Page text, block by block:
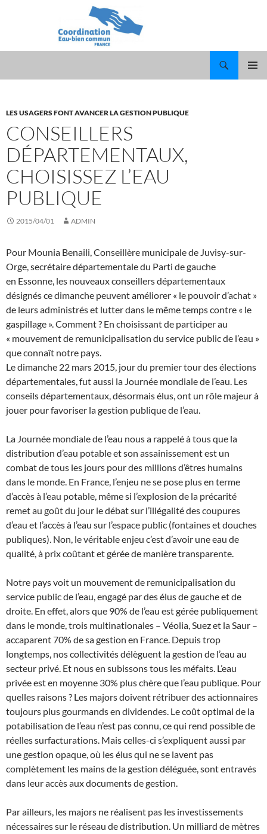
LES USAGERS FONT AVANCER LA GESTION PUBLIQUE
CONSEILLERS
DÉPARTEMENTAUX,
CHOISISSEZ L’EAU
PUBLIQUE
2015/04/01 ADMIN
Pour Mounia Benaili, Conseillère municipale de Juvisy-sur-
Orge, secrétaire départementale du Parti de gauche
en Essonne, les nouveaux conseillers départementaux
désignés ce dimanche peuvent améliorer « le pouvoir d’achat »
de leurs administrés et lutter dans le même temps contre « le
gaspillage ». Comment ? En choisissant de participer au
« mouvement de remunicipalisation du service public de l’eau »
que connaît notre pays.
Le dimanche 22 mars 2015, jour du premier tour des élections
départementales, fut aussi la Journée mondiale de l’eau. Les
conseils départementaux, désormais élus, ont un rôle majeur à
jouer pour favoriser la gestion publique de l’eau.
La Journée mondiale de l’eau nous a rappelé à tous que la
distribution d’eau potable et son assainissement est un
combat de tous les jours pour des millions d’êtres humains
dans le monde. En France, l’enjeu ne se pose plus en terme
d’accès à l’eau potable, même si l’explosion de la précarité
remet au goût du jour le débat sur l’illégalité des coupures
d’eau et l’accès à l’eau sur l’espace public (fontaines et douches
publiques). Non, le véritable enjeu c’est d’avoir une eau de
qualité, à prix coûtant et gérée de manière transparente.
Notre pays voit un mouvement de remunicipalisation du
service public de l’eau, engagé par des élus de gauche et de
droite. En effet, alors que 90% de l’eau est gérée publiquement
dans le monde, trois multinationales – Véolia, Suez et la Saur –
accaparent 70% de sa gestion en France. Depuis trop
longtemps, nos collectivités délèguent la gestion de l’eau au
secteur privé. Et nous en subissons tous les méfaits. L’eau
privée est en moyenne 30% plus chère que l’eau publique. Pour
quelles raisons ? Les majors doivent rétribuer des actionnaires
toujours plus gourmands en dividendes. Le coût optimal de la
potabilisation de l’eau n’est pas connu, ce qui rend possible de
réelles surfacturations. Mais celles-ci s’expliquent aussi par
une gestion opaque, où les élus qui ne se lavent pas
complètement les mains de la gestion déléguée, sont entravés
dans leur accès aux documents de gestion.
Par ailleurs, les majors ne réalisent pas les investissements
nécessaires sur le réseau de distribution. Un milliard de mètres